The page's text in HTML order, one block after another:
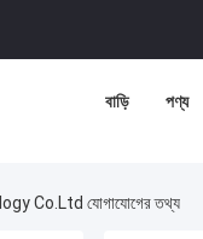
বাড়ি পণ্য
Co.Ltd যোগাযোগের তথ্য